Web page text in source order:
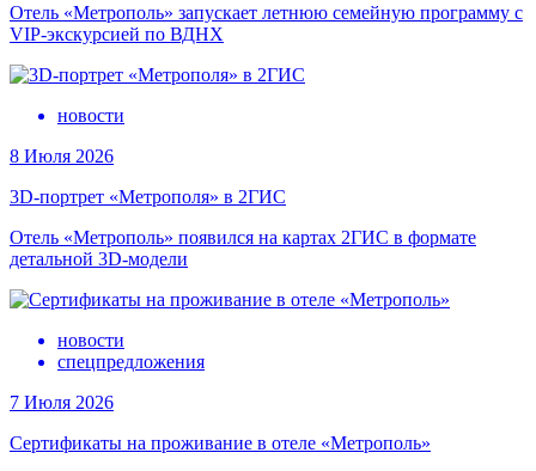
Отель «Метрополь» запускает летнюю семейную программу с
VIP-экскурсией по ВДНХ
новости
8 Июля 2026
3D-портрет «Метрополя» в 2ГИС
Отель «Метрополь» появился на картах 2ГИС в формате
детальной 3D-модели
новости
спецпредложения
7 Июля 2026
Сертификаты на проживание в отеле «Метрополь»